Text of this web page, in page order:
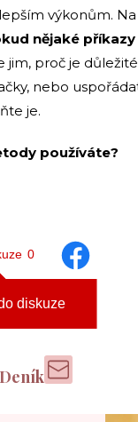
výkonům.
nějaké
jim, proč je
nebo
je.
používáte?
0
diskuze